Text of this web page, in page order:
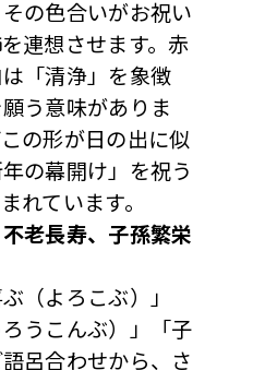
の色合いがお祝い
連想させます。赤
「清浄」を象徴
う意味がありま
の形が日の出に似
の幕開け」を祝う
れています。
老長寿、子孫繁栄
（よろこぶ）」
ろうこんぶ）」「子
呂合わせから、さ